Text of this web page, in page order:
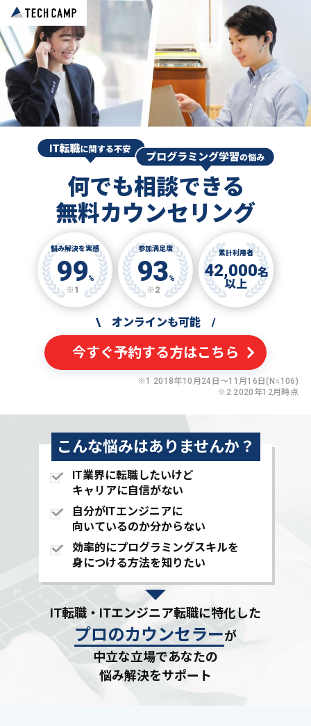
何でも相談できる
無料カウンセリング
悩み解決を実感
99%
※1
参加満足度
93%
※2
累計利用者
42,000名
以上
\ オンラインも可能 /
今すぐ予約する方はこちら
※1 2018年10月24日〜11月16日(N=106)
※2 2020年12月時点
こんな悩みはありませんか？
IT業界に転職したいけど
キャリアに自信がない
自分がITエンジニアに
向いているのか分からない
効率的にプログラミングスキルを
身につける方法を知りたい
IT転職・ITエンジニア転職に特化した
プロのカウンセラーが
中立な立場であなたの
悩み解決をサポート